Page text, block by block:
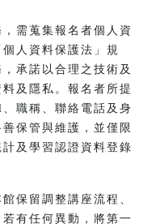
需蒐集報名者個人資
人資料保護法」規
承諾以合理之技術及
及隱私。報名者所提
職稱、聯絡電話及身
保管與維護，並僅限
及學習認證資料登錄
保留調整講座流程、
有任何異動，將第一